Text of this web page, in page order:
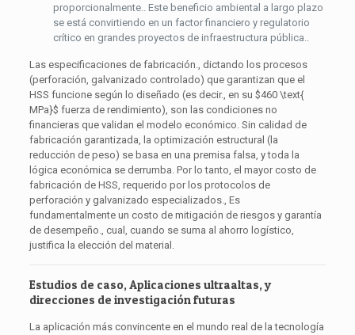
proporcionalmente.. Este beneficio ambiental a largo plazo
se está convirtiendo en un factor financiero y regulatorio
crítico en grandes proyectos de infraestructura pública..
Las especificaciones de fabricación., dictando los procesos
(perforación, galvanizado controlado) que garantizan que el
HSS funcione según lo diseñado (es decir., en su $460 \text{
MPa}$ fuerza de rendimiento), son las condiciones no
financieras que validan el modelo económico. Sin calidad de
fabricación garantizada, la optimización estructural (la
reducción de peso) se basa en una premisa falsa, y toda la
lógica económica se derrumba. Por lo tanto, el mayor costo de
fabricación de HSS, requerido por los protocolos de
perforación y galvanizado especializados., Es
fundamentalmente un costo de mitigación de riesgos y garantía
de desempeño., cual, cuando se suma al ahorro logístico,
justifica la elección del material.
Estudios de caso, Aplicaciones ultraaltas, y
direcciones de investigación futuras
La aplicación más convincente en el mundo real de la tecnología